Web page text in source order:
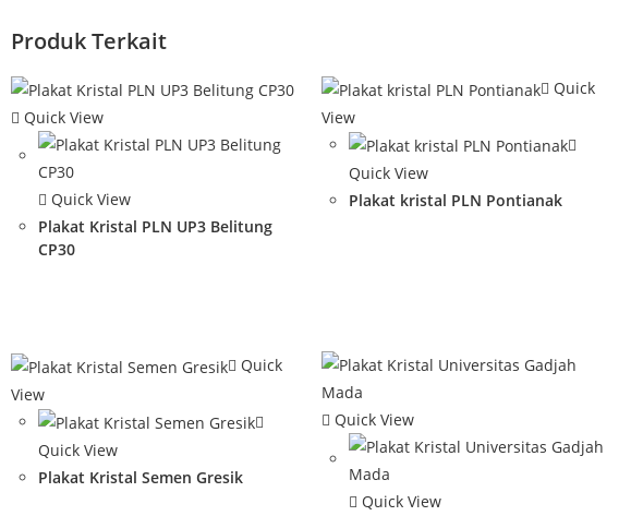
Produk Terkait
Quick View
Quick View
Plakat Kristal PLN UP3 Belitung
CP30
Quick
View
Quick View
Plakat kristal PLN Pontianak
Quick
View
Quick View
Plakat Kristal Semen Gresik
Quick View
Quick View